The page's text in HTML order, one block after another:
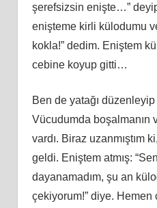
şerefsizsin enişte…”
enişteme kirli külodumu
kokla!” dedim. Eniştem
cebine koyup gitti…
Ben de yatağı
Vücudumda boşalmanın
vardı. Biraz uzanmıştım
geldi. Eniştem atmış:
dayanamadım, şu an
çekiyorum!” diye. Hemen